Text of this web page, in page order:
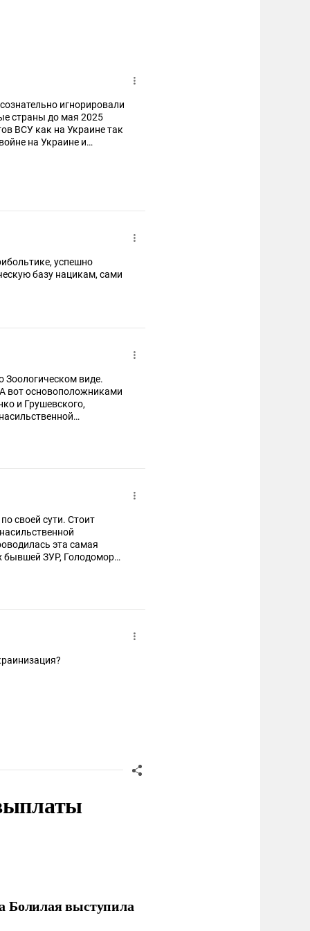
игнорировали
страны до мая 2025
ВСУ как на Украине так
на Украине и
успешно
базу нацикам, сами
Зоологическом виде.
вот основоположниками
и Грушевского,
своей сути. Стоит
эта самая
бывшей ЗУР, Голодомора
Болилая выступила